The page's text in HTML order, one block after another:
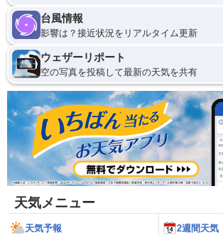
台風情報
影響は？接近状況をリアルタイム更新
ウェザーリポート
空の写真を投稿して最新の天気を共有
天気メニュー
天気予報 2週間天気